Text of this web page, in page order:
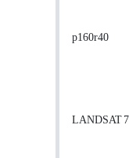
p160r40
LANDSAT